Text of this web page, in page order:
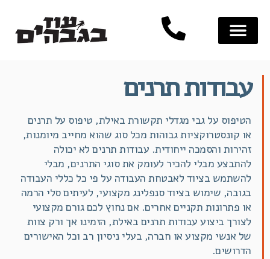
עבודות תרנים
הטיפוס על גבי מגדלי תקשורת באילת, טיפוס על תרנים
או קונסטרוקציות גבוהות מכל סוג שהוא מחייב מיומנות,
זהירות והסמכה ייחודית. עבודות תרנים לא יכולה
להתבצע מבלי להכיר לעומק את סוגי התרנים, מבלי
להשתמש בציוד לאבטחת העבודה על פי כל כללי העבודה
בגובה, שימוש בציוד סנפלינג מקצועי, לעיתים סלי הרמה
או פתרונות תקניים אחרים. אם נחוץ לכם גורם מקצועי
לצורך ביצוע עבודות תרנים באילת, הזמינו אך ורק צוות
של אנשי מקצוע או חברה, בעלי ניסיון רב וכל האישורים
הדרושים.